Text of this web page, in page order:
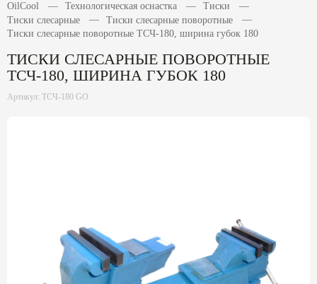
OilCool Технологическая оснастка
Тиски
Тиски слесарные
Тиски слесарные поворотные
Тиски слесарные поворотные ТСЧ-180, ширина губок 180
ТИСКИ СЛЕСАРНЫЕ ПОВОРОТНЫЕ
ТСЧ-180, ШИРИНА ГУБОК 180
Артикул: ТСЧ-180 GO